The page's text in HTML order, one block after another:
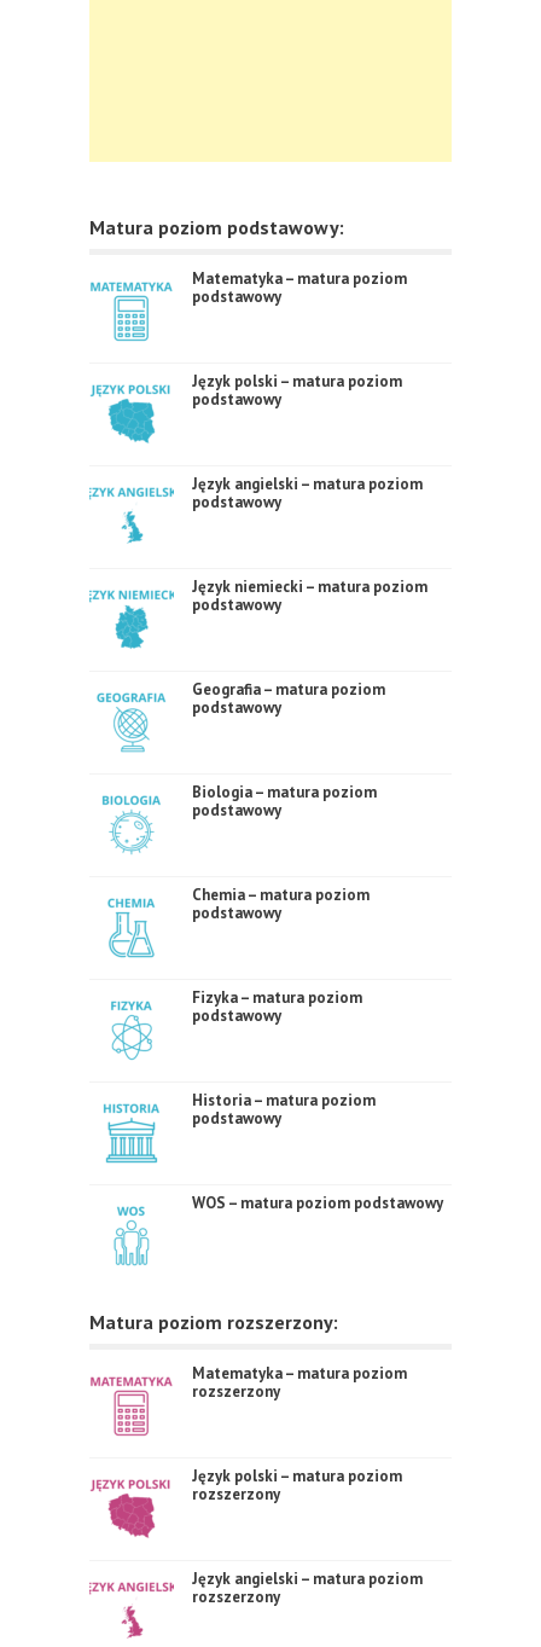
Matura poziom podstawowy:
Matematyka – matura poziom
podstawowy
Język polski – matura poziom
podstawowy
Język angielski – matura poziom
podstawowy
Język niemiecki – matura poziom
podstawowy
Geografia – matura poziom
podstawowy
Biologia – matura poziom
podstawowy
Chemia – matura poziom
podstawowy
Fizyka – matura poziom
podstawowy
Historia – matura poziom
podstawowy
WOS – matura poziom podstawowy
Matura poziom rozszerzony:
Matematyka – matura poziom
rozszerzony
Język polski – matura poziom
rozszerzony
Język angielski – matura poziom
rozszerzony